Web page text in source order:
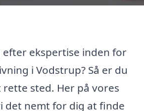
efter ekspertise inden for
i Vodstrup? Så er du
sted. Her på vores
det nemt for dig at finde